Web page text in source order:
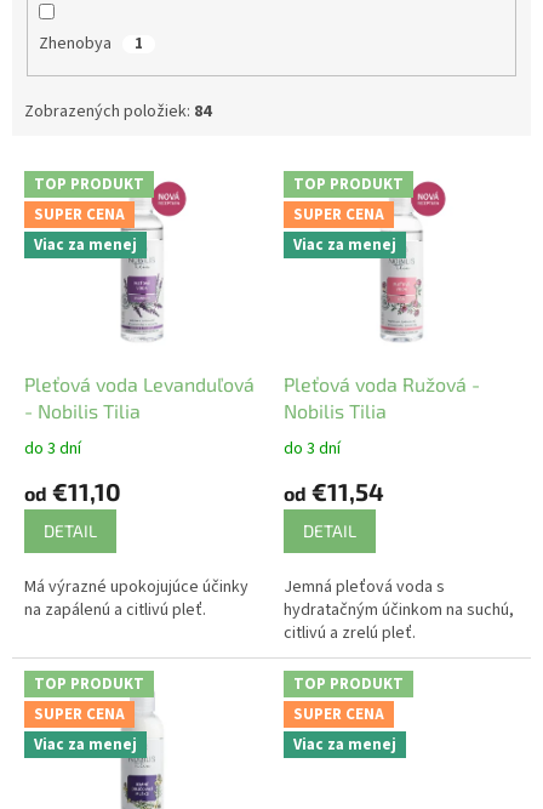
Zhenobya 1
Zobrazených položiek: 84
V
p
TOP PRODUKT
SUPER CENA
Viac za menej
Pleťová voda Levanduľová
- Nobilis Tilia
do 3 dní
od €11,10
DETAIL
Má výrazné upokojujúce účinky
na zapálenú a citlivú pleť.
TOP PRODUKT
SUPER CENA
Viac za menej
Pleťová voda Ružová -
Nobilis Tilia
do 3 dní
od €11,54
DETAIL
Jemná pleťová voda s
hydratačným účinkom na suchú,
citlivú a zrelú pleť.
TOP PRODUKT
SUPER CENA
Viac za menej
TOP PRODUKT
SUPER CENA
Viac za menej